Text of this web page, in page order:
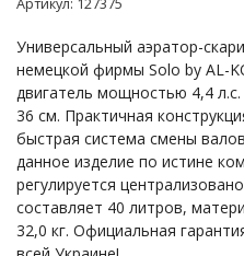
Артикул: 127375
Универсальный аэратор-
немецкой фирмы Solo by AL-
двигатель мощностью 4,4
36 см. Практичная
быстрая система смены
данное изделие по истине
регулируется
составляет 40 литров,
32,0 кг. Официальная